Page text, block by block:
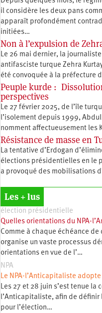
il considère les deux pans
apparaît profondément
initiées…
Non à l’expulsion de
Le 26 mai dernier, la
antifasciste turque Zehra
été convoquée à la préfecture
Peuple kurde :
perspectives
Le 27 février 2025, de l’île
l’isolement depuis 1999,
nomment affectueusement les
Résistance de masse en
La tentative d’Erdogan
élections présidentielles en le
a provoqué des mobilisations
Les + lus
élection présidentielle
Quelles orientations du NPA-
Comme à chaque échéance
organise un vaste processus
orientations en vue de l’…
NPA
Le NPA-l’Anticapitaliste
Les 27 et 28 juin s’est tenue la
l’Anticapitaliste, afin de définir
pour l’élection…